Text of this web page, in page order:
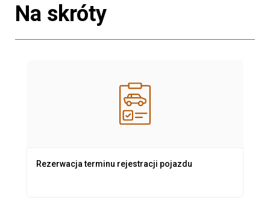
Na skróty
Rezerwacja terminu rejestracji pojazdu